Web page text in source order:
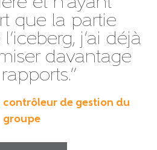
que la partie
j’ai déjà
davantage
contrôleur de gestion du
groupe